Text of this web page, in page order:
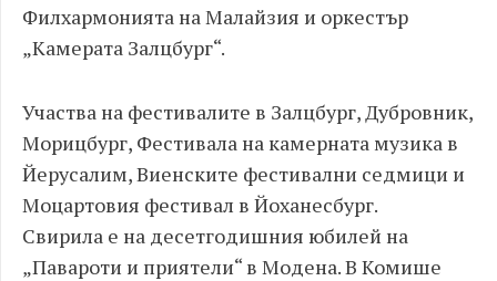
Филхармонията на Малайзия и оркестър
„Камерата Залцбург“.
Участва на фестивалите в Залцбург, Дубровник,
Морицбург, Фестивала на камерната музика в
Йерусалим, Виенските фестивални седмици и
Моцартовия фестивал в Йоханесбург.
Свирила е на десетгодишния юбилей на
„Павароти и приятели“ в Модена. В Комише